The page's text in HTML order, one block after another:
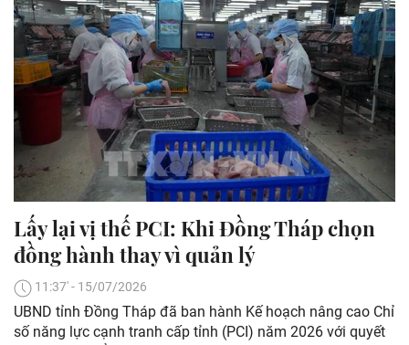
Lấy lại vị thế PCI: Khi Đồng Tháp chọn
đồng hành thay vì quản lý
11:37' - 15/07/2026
UBND tỉnh Đồng Tháp đã ban hành Kế hoạch nâng cao Chỉ
số năng lực cạnh tranh cấp tỉnh (PCI) năm 2026 với quyết